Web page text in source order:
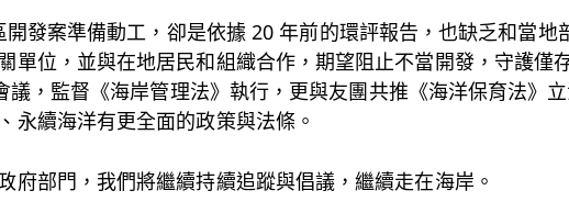
發案準備動工，卻是依據 20 年前的環評報告，也缺乏和當地
單位，並與在地居民和組織合作，期望阻止不當開發，守護僅
，監督《海岸管理法》執行，更與友團共推《海洋保育法》
永續海洋有更全面的政策與法條。
府部門，我們將繼續持續追蹤與倡議，繼續走在海岸。